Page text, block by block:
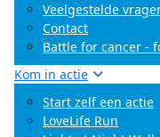
Veelgestelde
Contact
Battle for cancer -
Kom in actie
Start zelf een actie
LoveLife Run